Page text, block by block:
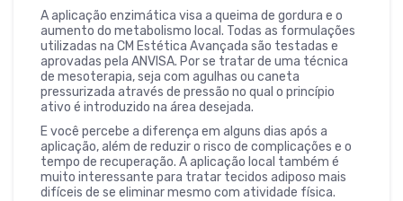
A aplicação enzimática visa a queima de gordura e o
aumento do metabolismo local. Todas as formulações
utilizadas na CM Estética Avançada são testadas e
aprovadas pela ANVISA. Por se tratar de uma técnica
de mesoterapia, seja com agulhas ou caneta
pressurizada através de pressão no qual o princípio
ativo é introduzido na área desejada.
E você percebe a diferença em alguns dias após a
aplicação, além de reduzir o risco de complicações e o
tempo de recuperação. A aplicação local também é
muito interessante para tratar tecidos adiposo mais
difíceis de se eliminar mesmo com atividade física.